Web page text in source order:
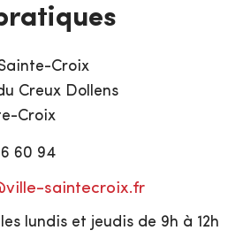
Croix
Creux Dollens
Croix
60 94
saintecroix.fr
lundis et jeudis de 9h à 12h